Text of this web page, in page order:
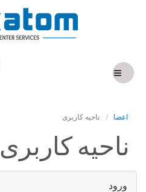
اعضا ناحیه کاربری
ناحیه کاربری
ورود